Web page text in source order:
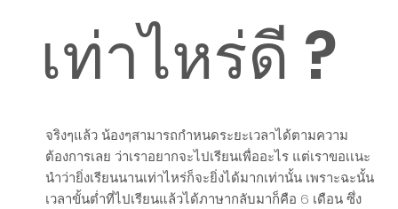
จริงๆแล้ว น้องๆสามารถกำหนดระยะเวลาได้ตามความ
ต้องการเลย ว่าเราอยากจะไปเรียนเพื่ออะไร แต่เราขอเเนะ
นำว่ายิ่งเรียนนานเท่าไหร่ก็จะยิ่งได้มากเท่านั้น เพราะฉะนั้น
เวลาขั้นต่ำที่ไปเรียนแล้วได้ภาษากลับมาก็คือ 6 เดือน ซึ่ง
เท่าไหร่ดี ?